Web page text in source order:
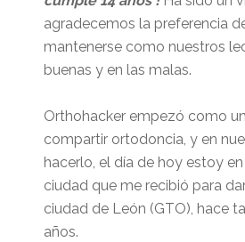
agradecemos la preferencia
mantenerse como nuestros
buenas y en las malas.
Orthohacker empezó como
compartir ortodoncia, y en
hacerlo, el día de hoy estoy
ciudad que me recibió para
ciudad de León (GTO), hace
años.